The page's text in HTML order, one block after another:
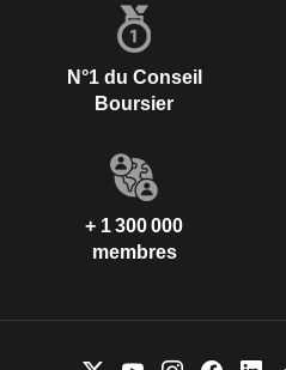
N°1 du Conseil
Boursier
+ 1 300 000
membres